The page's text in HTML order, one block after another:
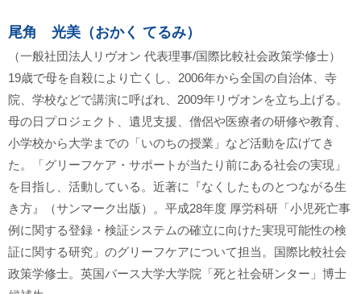
尾角 光美（おかく てるみ）
（一般社団法人リヴオン 代表理事/国際比較社会政策学修士）
19歳で母を自殺により亡くし、2006年から全国の自治体、寺
院、学校などで講演に呼ばれ、2009年リヴオンを立ち上げる。
母の日プロジェクト、遺児支援、僧侶や医療者の研修や教育、
小学校から大学までの「いのちの授業」など活動を広げてき
た。「グリーフケア・サポートが当たり前にある社会の実現」
を目指し、活動している。近著に『なくしたものとつながる生
き方』（サンマーク出版）。平成28年度 厚労科研「小児死亡事
例に関する登録・検証システムの確立に向けた実現可能性の検
証に関する研究」のグリーフケアについて担当。国際比較社会
政策学修士。英国バース大学大学院「死と社会研ンター」博士